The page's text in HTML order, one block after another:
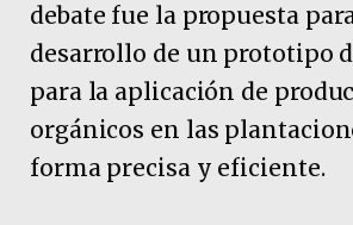
debate fue la propuesta
desarrollo de un prototipo
para la aplicación de
orgánicos en las
forma precisa y eficiente.